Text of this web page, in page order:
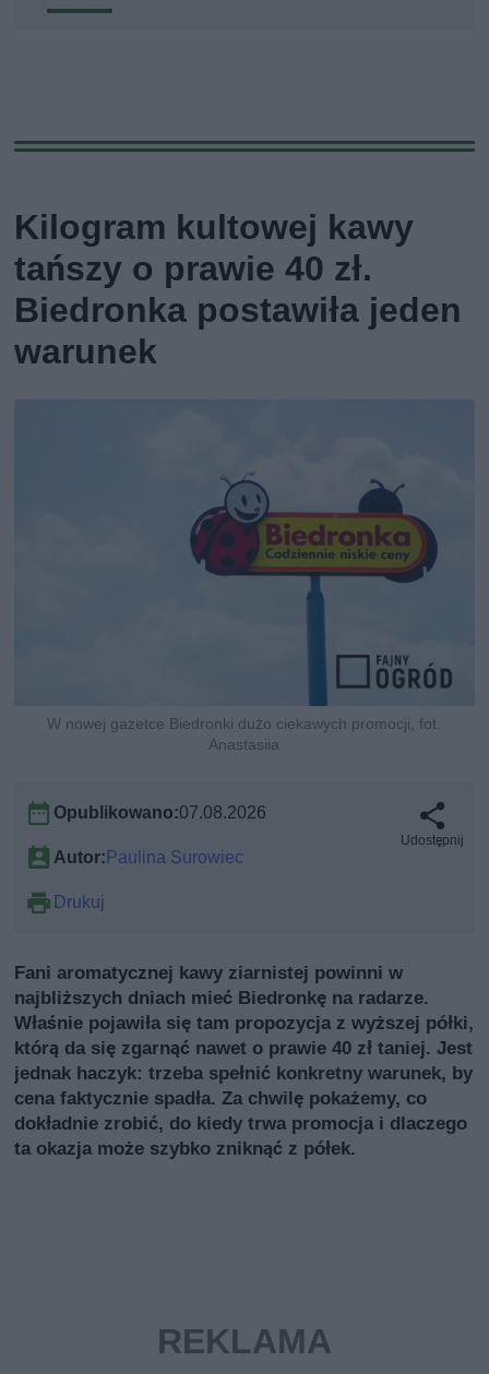
Kilogram kultowej kawy
tańszy o prawie 40 zł.
Biedronka postawiła jeden
warunek
W nowej gazetce Biedronki dużo ciekawych promocji, fot.
Anastasiia
Opublikowano:07.08.2026
Autor:Paulina Surowiec
Drukuj
Udostępnij
Fani aromatycznej kawy ziarnistej powinni w
najbliższych dniach mieć Biedronkę na radarze.
Właśnie pojawiła się tam propozycja z wyższej półki,
którą da się zgarnąć nawet o prawie 40 zł taniej. Jest
jednak haczyk: trzeba spełnić konkretny warunek, by
cena faktycznie spadła. Za chwilę pokażemy, co
dokładnie zrobić, do kiedy trwa promocja i dlaczego
ta okazja może szybko zniknąć z półek.